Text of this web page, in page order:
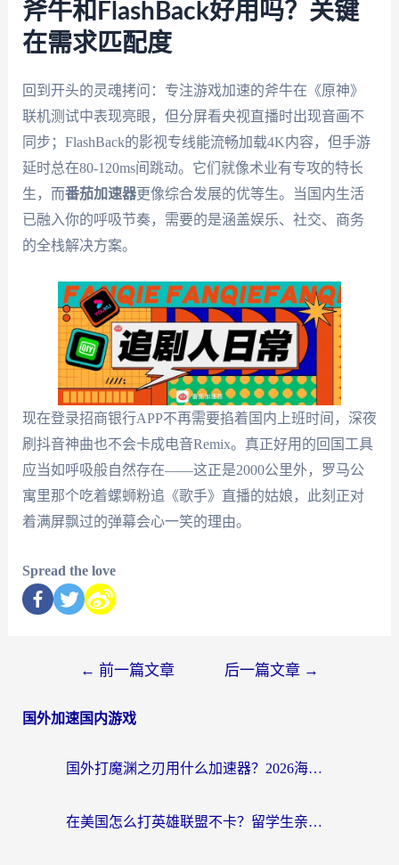
斧牛和FlashBack好用吗？关键
在需求匹配度
回到开头的灵魂拷问：专注游戏加速的斧牛在《原神》
联机测试中表现亮眼，但分屏看央视直播时出现音画不
同步；FlashBack的影视专线能流畅加载4K内容，但手游
延时总在80-120ms间跳动。它们就像术业有专攻的特长
生，而番茄加速器更像综合发展的优等生。当国内生活
已融入你的呼吸节奏，需要的是涵盖娱乐、社交、商务
的全栈解决方案。
现在登录招商银行APP不再需要掐着国内上班时间，深夜
刷抖音神曲也不会卡成电音Remix。真正好用的回国工具
应当如呼吸般自然存在——这正是2000公里外，罗马公
寓里那个吃着螺蛳粉追《歌手》直播的姑娘，此刻正对
着满屏飘过的弹幕会心一笑的理由。
Spread the love
← 前一篇文章 后一篇文章 →
国外加速国内游戏
国外打魔渊之刃用什么加速器？2026海外玩家国服游戏加速全攻略（附闪耀暖暖&复苏的魔女避坑指南）
在美国怎么打英雄联盟不卡？留学生亲测的国服游戏加速全攻略